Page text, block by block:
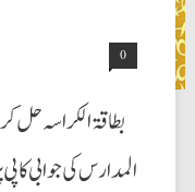
0
بطاقۃ الکراسہ حل
المدارس کی جوابی